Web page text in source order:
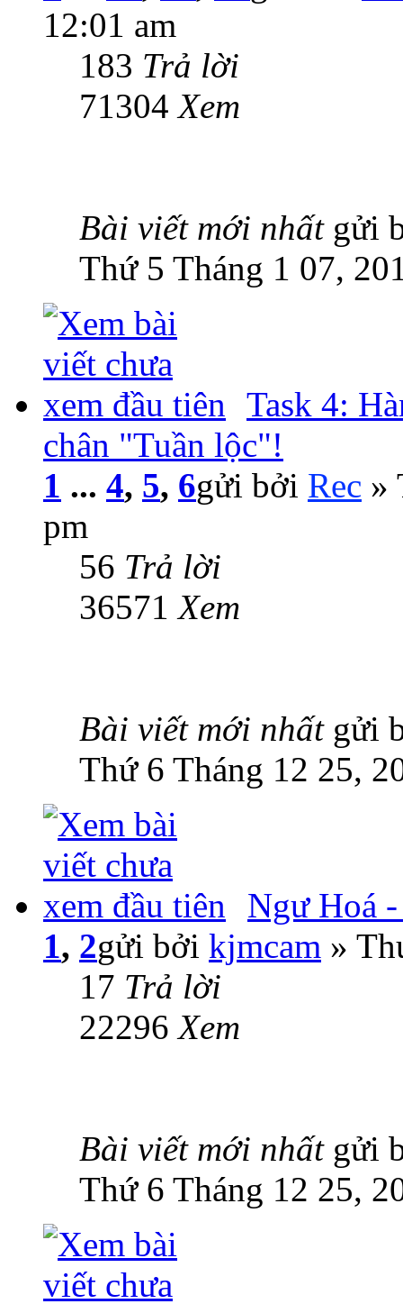
12:01 am
183 Trả lời
71304Xem
Bài viết mới nhất gửi
Thứ 5 Tháng 1 07,
Task 4:
chân "Tuần lộc"!
1 ... 4, 5, 6gửi bởi Rec »
pm
56 Trả lời
36571Xem
Bài viết mới nhất gửi
Thứ 6 Tháng 12 25,
Ngư Hoá
1, 2gửi bởi kjmcam »
17 Trả lời
22296Xem
Bài viết mới nhất gửi
Thứ 6 Tháng 12 25,